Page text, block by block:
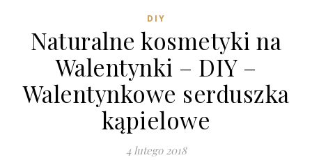
DIY
Naturalne kosmetyki na
Walentynki – DIY –
Walentynkowe serduszka
kąpielowe
4 lutego 2018